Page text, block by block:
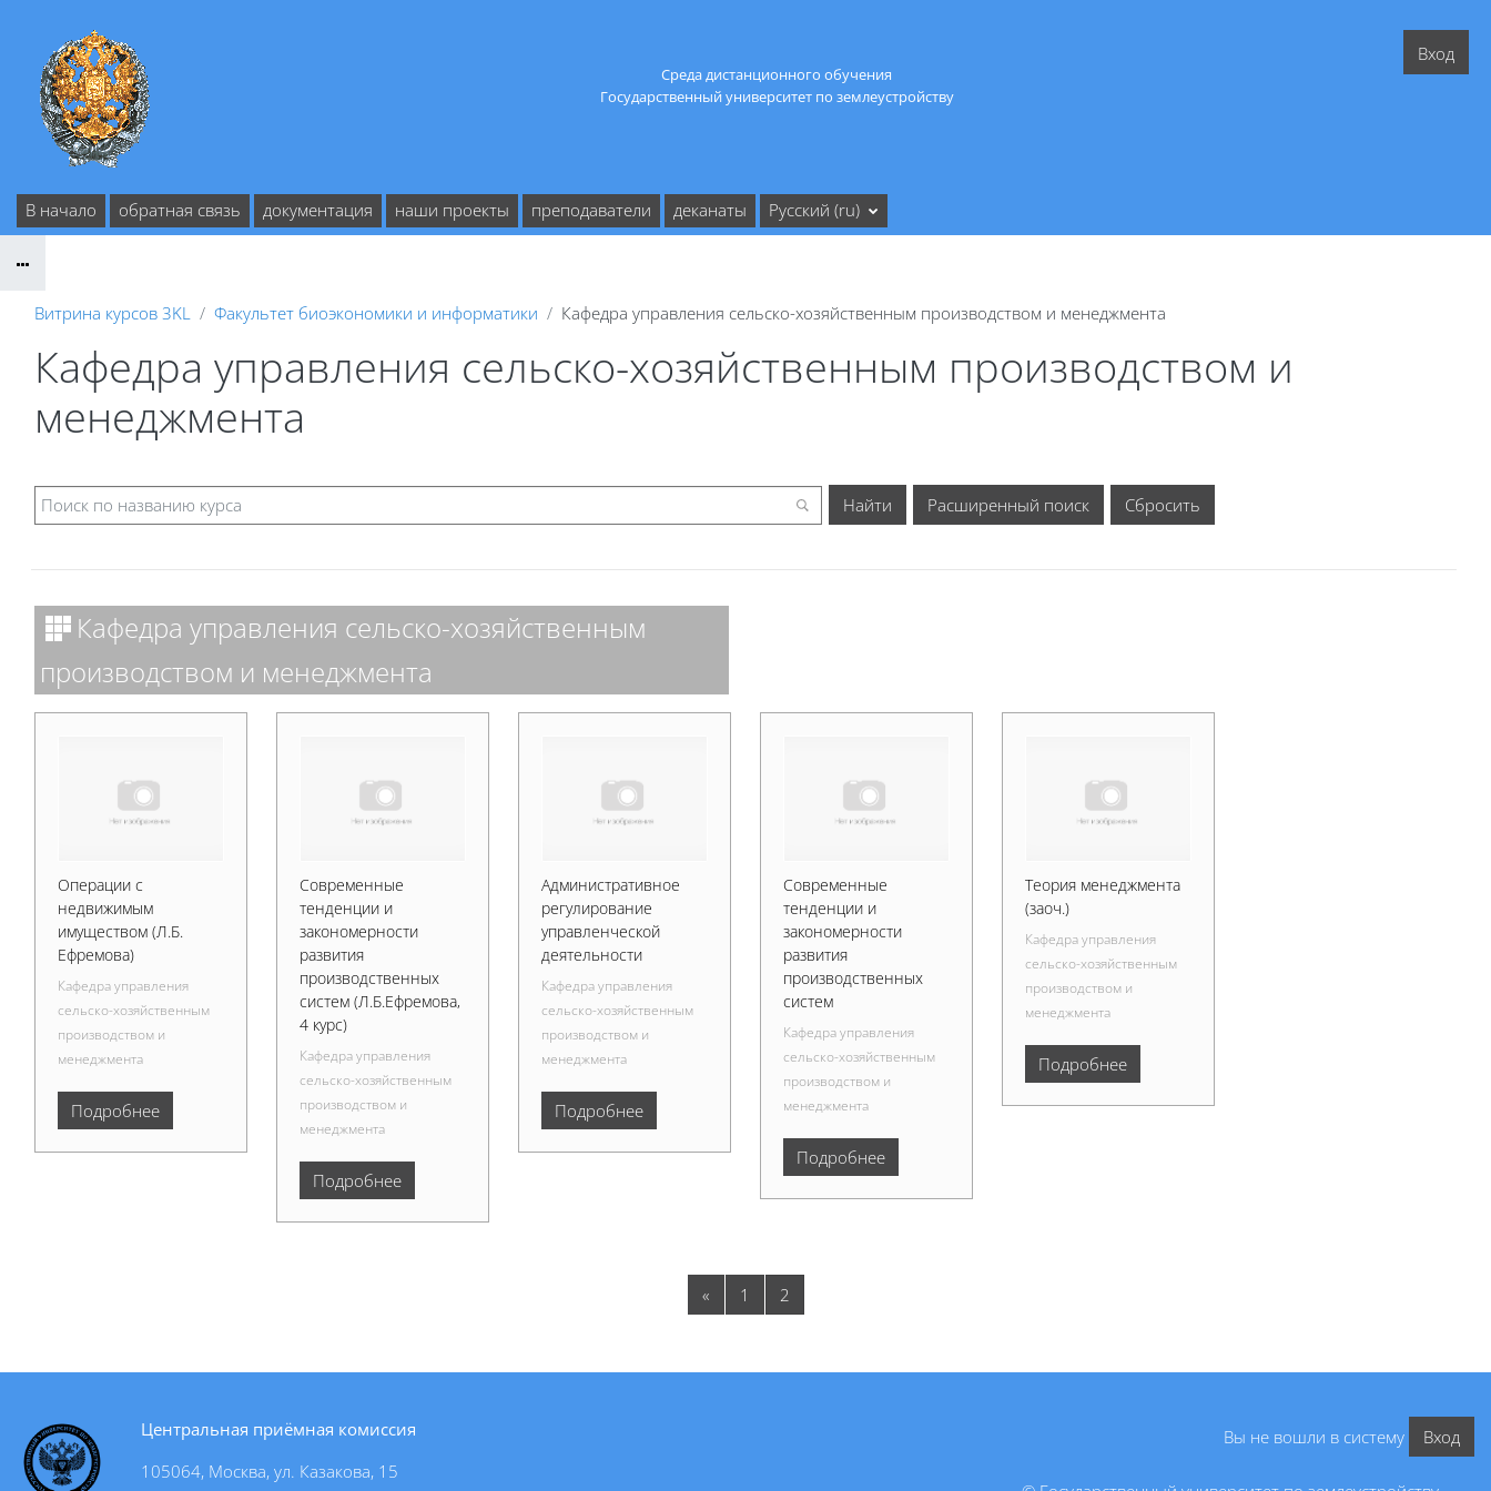
Среда дистанционного обучения
Государственный университет по землеустройству
В начало обратная связь документация наши проекты преподаватели деканаты Русский ‎(ru)‎
Вход
Витрина курсов 3KL Факультет биоэкономики и информатики Кафедра управления сельско-хозяйственным производством и менеджмента
Кафедра управления сельско-хозяйственным производством и
менеджмента
Расширенный поиск
Кафедра управления сельско-хозяйственным
производством и менеджмента
Операции с
недвижимым
имуществом (Л.Б.
Ефремова)
Кафедра управления
сельско-хозяйственным
производством и
менеджмента
Подробнее
Современные
тенденции и
закономерности
развития
производственных
систем (Л.Б.Ефремова,
4 курс)
Кафедра управления
сельско-хозяйственным
производством и
менеджмента
Подробнее
Административное
регулирование
управленческой
деятельности
Кафедра управления
сельско-хозяйственным
производством и
менеджмента
Подробнее
Современные
тенденции и
закономерности
развития
производственных
систем
Кафедра управления
сельско-хозяйственным
производством и
менеджмента
Подробнее
Теория менеджмента
(заоч.)
Кафедра управления
сельско-хозяйственным
производством и
менеджмента
Подробнее
«Предыдущая страница
1 Страница 1
2
Центральная приёмная комиссия
105064, Москва, ул. Казакова, 15
Вы не вошли в систему Вход